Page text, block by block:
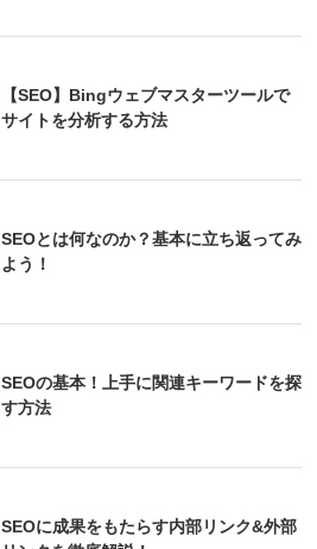
【SEO】Bingウェブマスターツールで
サイトを分析する方法
SEOとは何なのか？基本に立ち返ってみ
よう！
SEOの基本！上手に関連キーワードを探
す方法
SEOに成果をもたらす内部リンク&外部